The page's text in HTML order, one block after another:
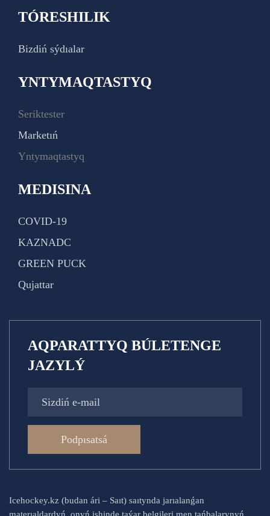
TÓRESHILIK
Bizdiń sýdıalar
YNTYMAQTASTYQ
Seriktester
Marketıń
Yntymaqtastyq
MEDISINA
COVID-19
KAZNADC
GREEN PUCK
Qujattar
AQPARATTYQ BÚLETENGE
JAZYLÝ
Podpısatsá
Icehockey.kz (budan ári – Saıt) saıtynda jarıalanǵan